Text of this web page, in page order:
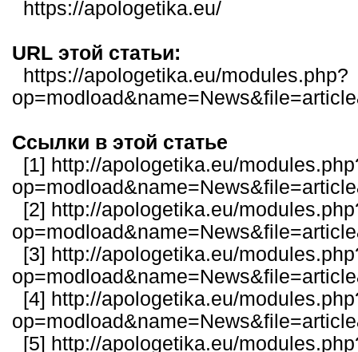
https://apologetika.eu/
URL этой статьи:
https://apologetika.eu/modules.php?
Ссылки в этой статье
[1] http://apologetika.eu/
[2] http://apologetika.eu/
[3] http://apologetika.eu/
[4] http://apologetika.eu/
[5] http://apologetika.eu/